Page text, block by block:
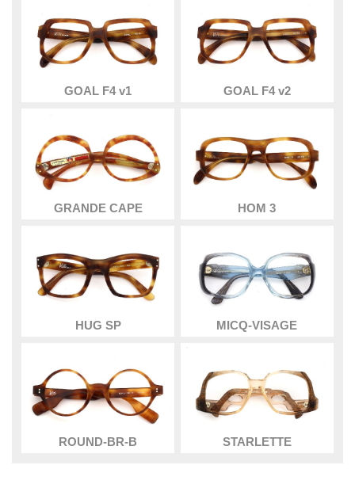
GOAL F4 v1 GOAL F4 v2
GRANDE CAPE HOM 3
HUG SP MICQ-VISAGE
ROUND-BR-B STARLETTE